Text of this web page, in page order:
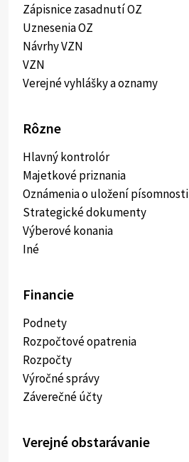
Zápisnice zasadnutí OZ
Uznesenia OZ
Návrhy VZN
VZN
Verejné vyhlášky a oznamy
Rôzne
Hlavný kontrolór
Majetkové priznania
Oznámenia o uložení písomnosti
Strategické dokumenty
Výberové konania
Iné
Financie
Podnety
Rozpočtové opatrenia
Rozpočty
Výročné správy
Záverečné účty
Verejné obstarávanie